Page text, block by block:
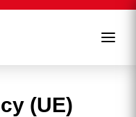
T
(UE)